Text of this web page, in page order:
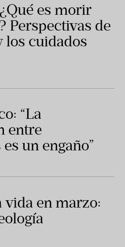
es morir
Perspectivas de
los cuidados
“La
entre
un engaño”
vida en marzo: